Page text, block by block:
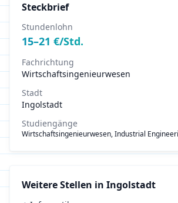
Steckbrief
Stundenlohn
15–21 €/Std.
Fachrichtung
Wirtschaftsingenieurwesen
Stadt
Ingolstadt
Studiengänge
Wirtschaftsingenieurwesen, Industrial
Weitere Stellen in Ingolstadt